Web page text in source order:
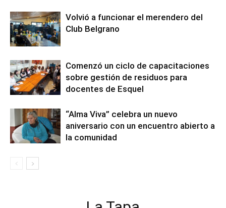
Volvió a funcionar el merendero del
Club Belgrano
Comenzó un ciclo de capacitaciones
sobre gestión de residuos para
docentes de Esquel
“Alma Viva” celebra un nuevo
aniversario con un encuentro abierto a
la comunidad